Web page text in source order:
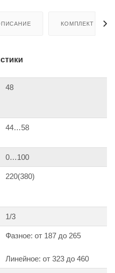
КОМПЛЕКТ
48
44…58
0…100
220(380)
1/3
Фазное: от 187 до 265
Линейное: от 323 до 460